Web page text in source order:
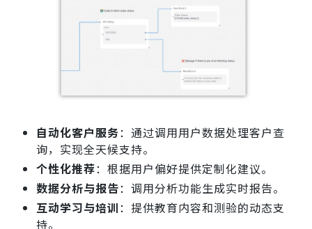
自动化客户服务：通过调用用户数据处理客户查
询，实现全天候支持。
个性化推荐：根据用户偏好提供定制化建议。
数据分析与报告：调用分析功能生成实时报告。
互动学习与培训：提供教育内容和测验的动态支
持。